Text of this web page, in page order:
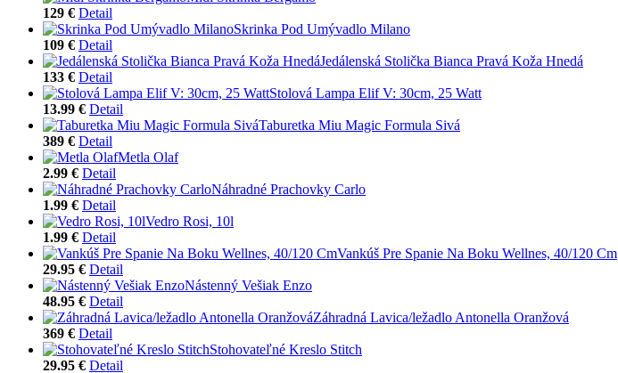
129 € Detail
Skrinka Pod Umývadlo Milano
109 € Detail
Jedálenská Stolička Bianca Pravá Koža Hnedá
133 € Detail
Stolová Lampa Elif V: 30cm, 25 Watt
13.99 € Detail
Taburetka Miu Magic Formula Sivá
389 € Detail
Metla Olaf
2.99 € Detail
Náhradné Prachovky Carlo
1.99 € Detail
Vedro Rosi, 10l
1.99 € Detail
Vankúš Pre Spanie Na Boku Wellnes, 40/120 Cm
29.95 € Detail
Nástenný Vešiak Enzo
48.95 € Detail
Záhradná Lavica/ležadlo Antonella Oranžová
369 € Detail
Stohovateľné Kreslo Stitch
29.95 € Detail